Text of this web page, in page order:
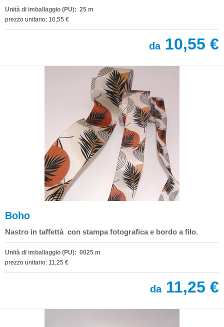
Unità di imballaggio (PU): 25 m
prezzo unitario: 10,55 €
da10,55 €
Boho
Nastro in taffettà con stampa fotografica e bordo a filo.
Unità di imballaggio (PU): 0025 m
prezzo unitario: 11,25 €
da11,25 €